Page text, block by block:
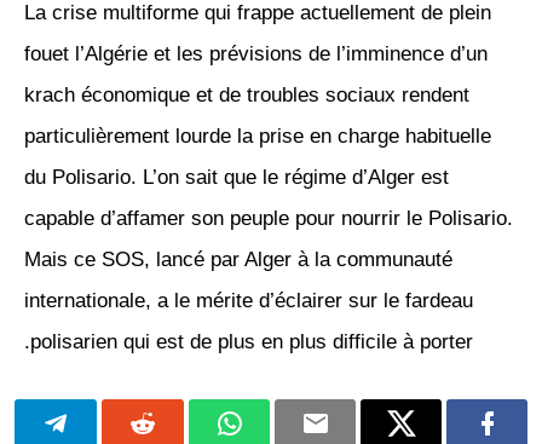
La crise multiforme qui frappe actuellement de plein
fouet l’Algérie et les prévisions de l’imminence d’un
krach économique et de troubles sociaux rendent
particulièrement lourde la prise en charge habituelle
du Polisario. L’on sait que le régime d’Alger est
capable d’affamer son peuple pour nourrir le Polisario.
Mais ce SOS, lancé par Alger à la communauté
internationale, a le mérite d’éclairer sur le fardeau
polisarien qui est de plus en plus difficile à porter.